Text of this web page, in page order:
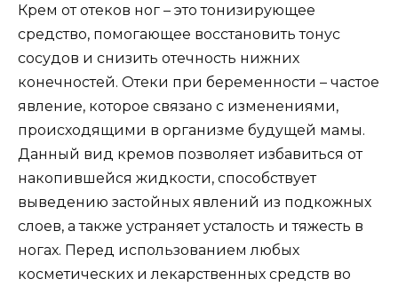
Крем от отеков ног – это тонизирующее
средство, помогающее восстановить тонус
сосудов и снизить отечность нижних
конечностей. Отеки при беременности – частое
явление, которое связано с изменениями,
происходящими в организме будущей мамы.
Данный вид кремов позволяет избавиться от
накопившейся жидкости, способствует
выведению застойных явлений из подкожных
слоев, а также устраняет усталость и тяжесть в
ногах. Перед использованием любых
косметических и лекарственных средств во